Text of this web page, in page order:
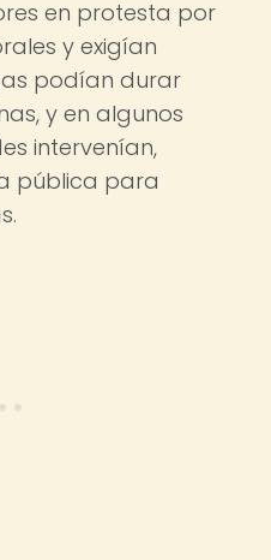
en protesta por
y exigían
podían durar
y en algunos
intervenían,
pública para